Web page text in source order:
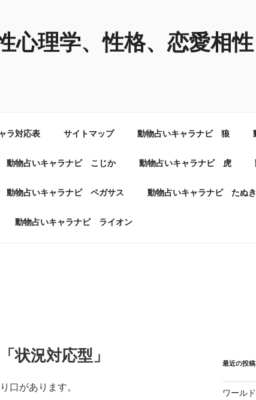
心理学、性格、恋愛相
ラ対応表 サイトマップ 動物占いキャラナビ 狼
動物占いキャラナビ こじか 動物占いキャラナビ 虎
動物占いキャラナビ ペガサス 動物占いキャラナビ たぬき
動物占いキャラナビ ライオン
状況対応型」
口があります。
最近の投稿
ワール